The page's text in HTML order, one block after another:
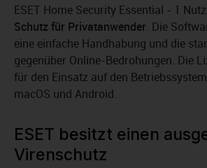
ESET Home Security Essential - 1
Schutz für Privatanwender. Die
eine einfache Handhabung und die
gegenüber Online-Bedrohungen. Die
für den Einsatz auf den
macOS und Android.
ESET besitzt einen
Virenschutz